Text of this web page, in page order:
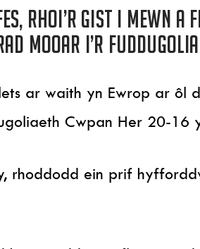
rhoi’r gist i mewn
Mooar i’r
ar waith yn Ewrop ar
Cwpan Her 20-16
rhoddodd ein prif